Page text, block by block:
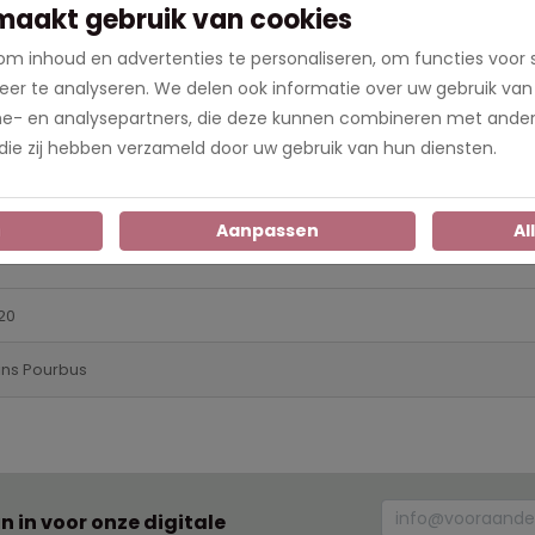
Staat jouw maat er niet tussen? Voer dan een alternatief
echtgenoot Filips III. Op dit portret heeft Margaretha
met dit prachtige schilderij. Een geweldige
Pourbus
in voor onze digitale
gebruik van cookies
inhoud en advertenties te personaliseren, om functies voor
te analyseren. We delen ook informatie over uw gebruik
en analysepartners, die deze kunnen combineren met
zij hebben verzameld door uw gebruik van hun diensten.
Aanpassen